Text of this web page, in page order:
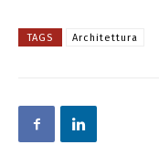
TAGS Architettura